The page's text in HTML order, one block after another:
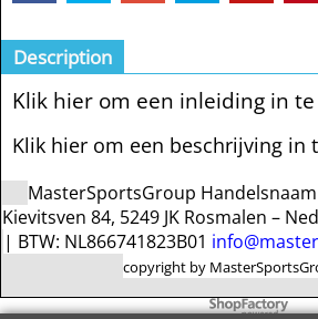
Description
Klik hier om een inleiding in
Klik hier om een beschrijving in
MasterSportsGroup
Kievitsven 84, 5249 JK Rosmalen –
| BTW: NL866741823B01
copyright by
To create online store
ShopFactory eCommerce